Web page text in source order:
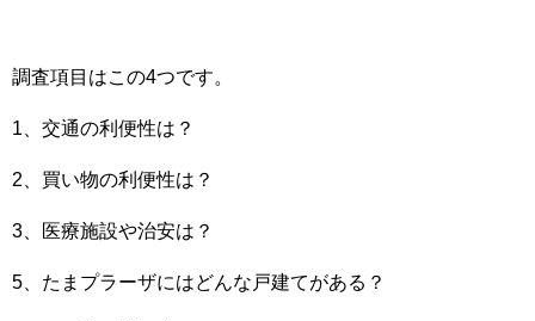
調査項目はこの4つです。
1、交通の利便性は？
2、買い物の利便性は？
3、医療施設や治安は？
5、たまプラーザにはどんな戸建てがある？